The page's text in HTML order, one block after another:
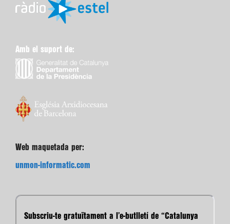
Amb el suport de:
Web maquetada per:
unmon-informatic.com
Subscriu-te gratuïtament a l’e-butlletí de “Catalunya